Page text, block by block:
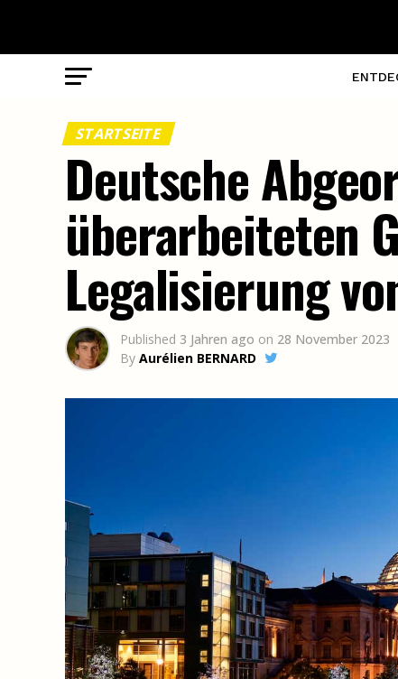
STARTSEITE
Deutsche
überarbeiteten
Legalisierung
Published 3 Jahren ago on 28 November 2023
By Aurélien BERNARD